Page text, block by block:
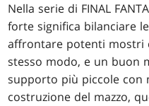
Nella serie di FINAL
forte significa bilanciare
affrontare potenti mostri
stesso modo, e un buon
supporto più piccole con
costruzione del mazzo,